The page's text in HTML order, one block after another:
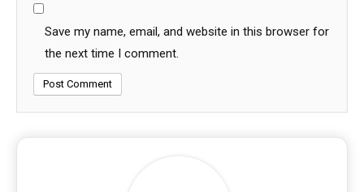
Save my name, email, and website in this browser for
the next time I comment.